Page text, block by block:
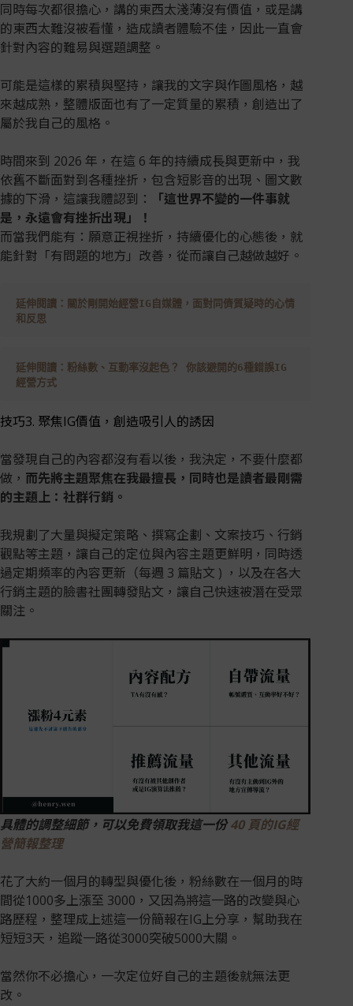
同時每次都很擔心，講的東西太淺薄沒有價值，或是講
的東西太難沒被看懂，造成讀者體驗不佳，因此一直會
針對內容的難易與選題調整。
可能是這樣的累積與堅持，讓我的文字與作圖風格，越
來越成熟，整體版面也有了一定質量的累積，創造出了
屬於我自己的風格。
時間來到 2026 年，在這 6 年的持續成長與更新中，我
依舊不斷面對到各種挫折，包含短影音的出現、圖文數
據的下滑，這讓我體認到：
「這世界不變的一件事就
是，永遠會有挫折出現」！
而當我們能有：願意正視挫折，持續優化的心態後，就
能針對「有問題的地方」改善，從而讓自己越做越好。
延伸閱讀：關於剛開始經營IG自媒體，面對同儕質疑時的心情
和反思
延伸閱讀：粉絲數、互動率沒起色？ 你該避開的6種錯誤IG
經營方式
技巧3. 聚焦IG價值，創造吸引人的誘因
當發現自己的內容都沒有看以後，我決定，不要什麼都
做， 而先將主題聚焦在我最擅長，同時也是讀者最剛需
的主題上：社群行銷。
我規劃了大量與擬定策略、撰寫企劃、文案技巧、行銷
觀點等主題，讓自己的定位與內容主題更鮮明，同時透
過定期頻率的內容更新（每週 3 篇貼文 ) ，以及在各大
行銷主題的臉書社團轉發貼文，讓自己快速被潛在受眾
關注。
具體的調整細節，可以免費領取我這一份40 頁的IG經
營簡報整理
花了大約一個月的轉型與優化後，粉絲數在一個月的時
間從1000多上漲至 3000，又因為將這一路的改變與心
路歷程，整理成上述這一份簡報在IG上分享，幫助我在
短短3天，追蹤一路從3000突破5000大關。
當然你不必擔心，一次定位好自己的主題後就無法更
改。